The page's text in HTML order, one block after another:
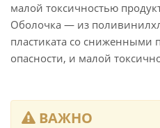
малой токсичностью
Оболочка — из
пластиката со сниженными
опасности, и малой
ВАЖНО